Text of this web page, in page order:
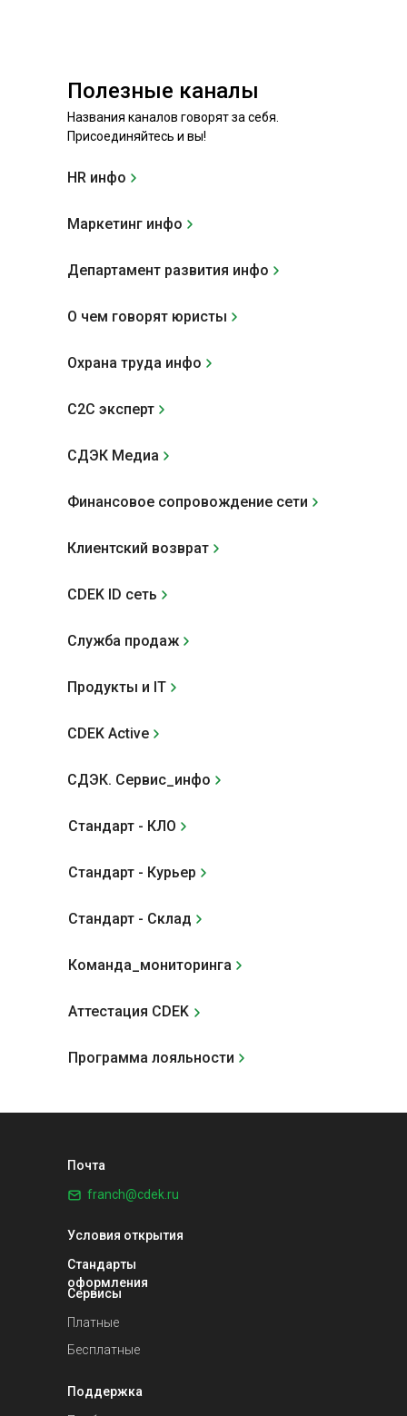
Названия каналов говорят за себя.
Присоединяйтесь и вы!
HR инфо
Mаркетинг инфо
Департамент развития инфо
О чем говорят юристы
Охрана труда инфо
С2С эксперт
СДЭК Медиа
Программа лояльности
Аттестация CDEK
Команда_мониторинга
Стандарт - Склад
Стандарт - Курьер
Стандарт - КЛО
СДЭК. Сервис_инфо
CDEK Active
Продукты и IT
Служба продаж
CDEK ID сеть
Клиентский возврат
Финансовое сопровождение сети
Полезные каналы
Условия открытия
Стандарты
оформления
Сервисы
Почта
franch@cdek.ru
Поддержка
Бесплатные
Платные